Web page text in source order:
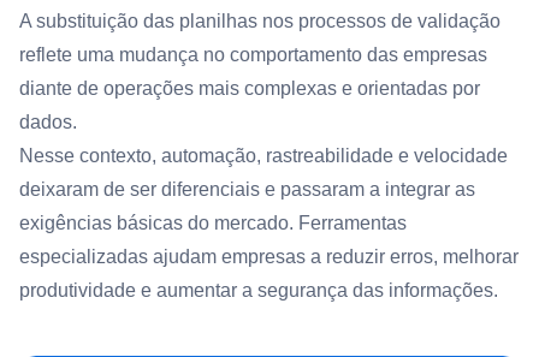
A substituição das planilhas nos processos de validação
reflete uma mudança no comportamento das empresas
diante de operações mais complexas e orientadas por
dados.
Nesse contexto, automação, rastreabilidade e velocidade
deixaram de ser diferenciais e passaram a integrar as
exigências básicas do mercado. Ferramentas
especializadas ajudam empresas a reduzir erros, melhorar
produtividade e aumentar a segurança das informações.